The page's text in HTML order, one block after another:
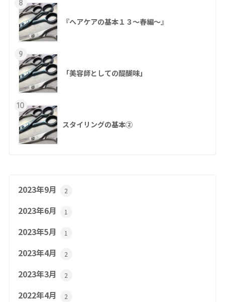
8
『ヘアケアの基本１３～春編～』
9
「美容師としての醍醐味」
10
スタイリングの基本②
2023年9月 2
2023年6月 1
2023年5月 1
2023年4月 2
2023年3月 2
2022年4月 2